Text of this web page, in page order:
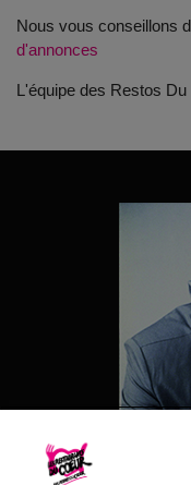
Nous vous conseillons
d'annonces
L'équipe des Restos Du